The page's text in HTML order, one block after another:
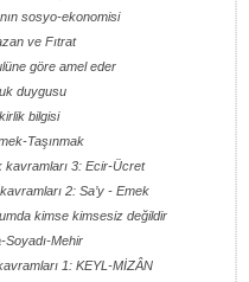
sosyo-ekonomisi
ve Fıtrat
göre amel eder
duygusu
bilgisi
Taşınmak
kavramları 3: Ecir-Ücret
2: Sa’y - Emek
kimse kimsesiz değildir
Mehir
1: KEYL-MİZÂN